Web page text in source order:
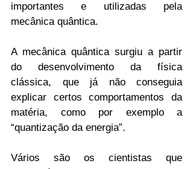
importantes e utilizadas pela
mecânica quântica.
A mecânica quântica surgiu a partir
do desenvolvimento da física
clássica, que já não conseguia
explicar certos comportamentos da
matéria, como por exemplo a
“quantização da energia”.
Vários são os cientistas que